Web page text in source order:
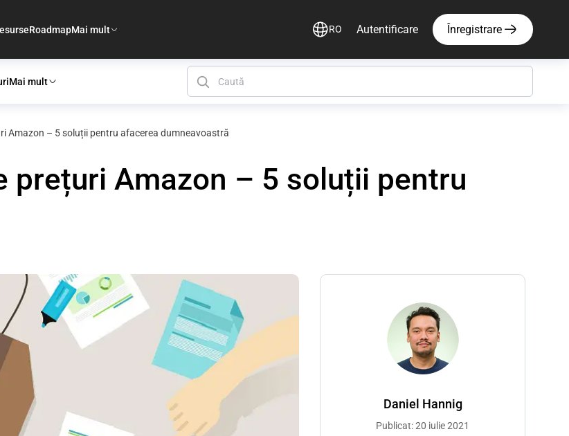
RoadmapMai mult RO Autentificare Înregistrare
Mai mult
Amazon – 5 soluții pentru afacerea dumneavoastră
prețuri Amazon – 5 soluții pentru
Daniel Hannig
Publicat: 20 iulie 2021